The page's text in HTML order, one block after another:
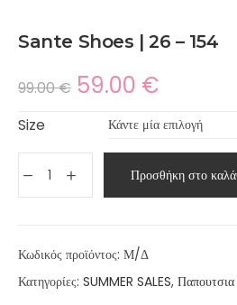
Sante Shoes | 26 – 154
99.00€ 59.00 €
Size
Προσθήκη στο
Κωδικός προϊόντος: Μ/Δ
Κατηγορίες: SUMMER SALES,